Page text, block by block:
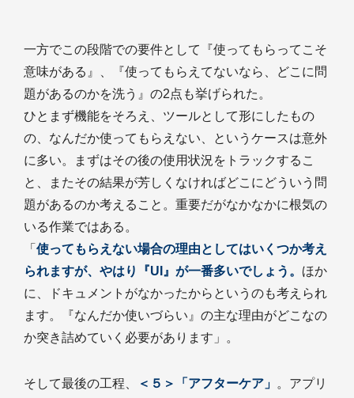
一方でこの段階での要件として『使ってもらってこそ
意味がある』、『使ってもらえてないなら、どこに問
題があるのかを洗う』の2点も挙げられた。
ひとまず機能をそろえ、ツールとして形にしたもの
の、なんだか使ってもらえない、というケースは意外
に多い。まずはその後の使用状況をトラックするこ
と、またその結果が芳しくなければどこにどういう問
題があるのか考えること。重要だがなかなかに根気の
いる作業ではある。
「 使ってもらえない場合の理由としてはいくつか考え
られますが、やはり『UI』が一番多いでしょう。 ほか
に、ドキュメントがなかったからというのも考えられ
ます。『なんだか使いづらい』の主な理由がどこなの
か突き詰めていく必要があります」。
そして最後の工程、 ＜５＞「アフターケア」 。アプリ